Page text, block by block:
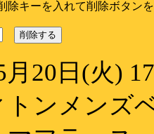
除キーを入れて削除ボタン
削除する
月20日(火)
トンメンズ